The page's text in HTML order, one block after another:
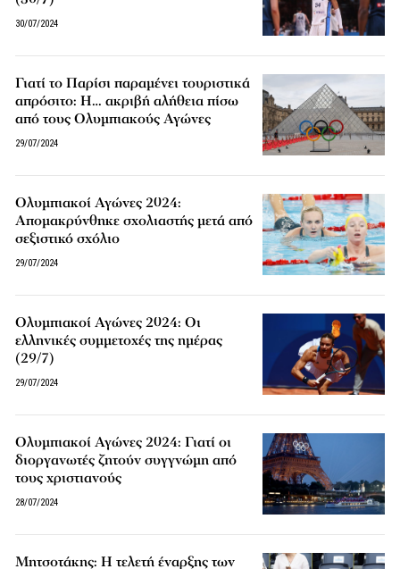
30/07/2024
Γιατί το Παρίσι παραμένει τουριστικά
απρόσιτο: Η… ακριβή αλήθεια πίσω
από τους Ολυμπιακούς Αγώνες
29/07/2024
Ολυμπιακοί Αγώνες 2024:
Απομακρύνθηκε σχολιαστής μετά από
σεξιστικό σχόλιο
29/07/2024
Ολυμπιακοί Αγώνες 2024: Οι
ελληνικές συμμετοχές της ημέρας
(29/7)
29/07/2024
Ολυμπιακοί Αγώνες 2024: Γιατί οι
διοργανωτές ζητούν συγγνώμη από
τους χριστιανούς
28/07/2024
Μητσοτάκης: Η τελετή έναρξης των